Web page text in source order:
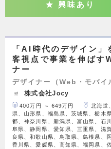
興味あり
「AI時代のデザイン
客視点で事業を伸ばす
ナー
デザイナー（Web・モバイ
株式会社Jocy
400万円 ～ 649万円
北海道
県、山形県、福島県、茨城県、栃木
都、神奈川県、新潟県、富山県、石
阜県、静岡県、愛知県、三重県、滋
良県、和歌山県、鳥取県、島根県、
香川県、愛媛県、高知県、福岡県、